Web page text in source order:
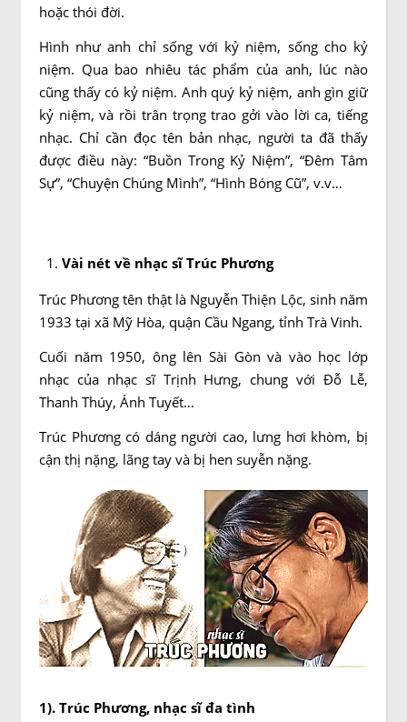
hoặc thói đời.
Hình như anh chỉ sống với kỷ niệm, sống cho kỷ
niệm. Qua bao nhiêu tác phẩm của anh, lúc nào
cũng thấy có kỷ niệm. Anh quý kỷ niệm, anh gìn giữ
kỷ niệm, và rồi trân trọng trao gởi vào lời ca, tiếng
nhạc. Chỉ cần đọc tên bản nhạc, người ta đã thấy
được điều này: “Buồn Trong Kỷ Niệm”, “Đêm Tâm
Sự”, “Chuyện Chúng Mình”, “Hình Bóng Cũ”, v.v…
Vài nét về nhạc sĩ Trúc Phương
Trúc Phương tên thật là Nguyễn Thiện Lộc, sinh năm
1933 tại xã Mỹ Hòa, quận Cầu Ngang, tỉnh Trà Vinh.
Cuối năm 1950, ông lên Sài Gòn và vào học lớp
nhạc của nhạc sĩ Trịnh Hưng, chung với Đỗ Lễ,
Thanh Thúy, Ánh Tuyết…
Trúc Phương có dáng người cao, lưng hơi khòm, bị
cận thị nặng, lãng tay và bị hen suyễn nặng.
1). Trúc Phương, nhạc sĩ đa tình